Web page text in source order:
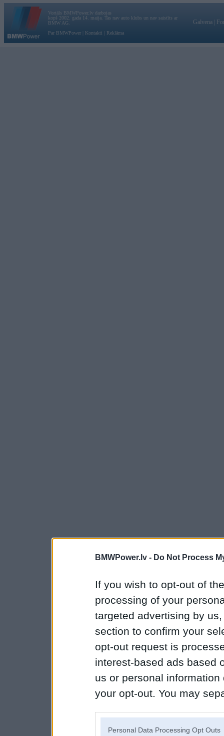
BMWPower.lv - Do Not Process
If you wish to opt-out of
processing of your
targeted advertising by
section to confirm your
opt-out request is
interest-based ads based
us or personal
your opt-out. You may
Personal Data Processing Opt Outs
Vortāls BMWPower.lv darbojas
kopš 2002. gada 14. maija. Tas nav auto klubs un nav saistīts ar
BMW AG.
Par BMWPower
Kontakti Reklāma
Galvena